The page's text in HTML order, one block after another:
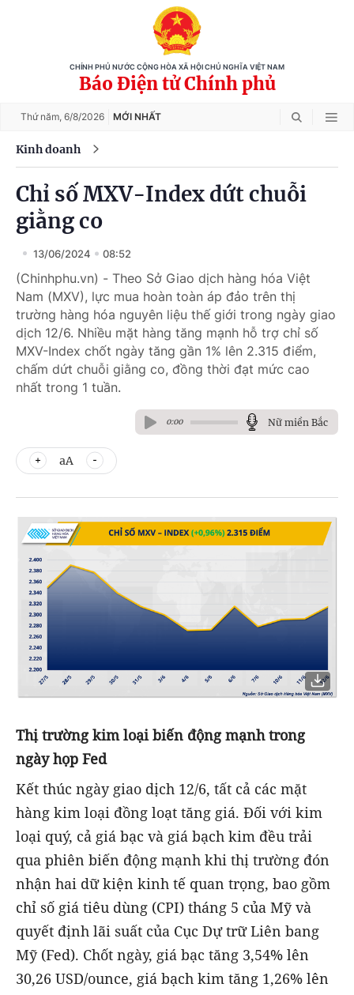
CHÍNH PHỦ NƯỚC CỘNG HÒA XÃ HỘI CHỦ NGHĨA VIỆT NAM
Báo Điện tử Chính phủ
Thứ năm, 6/8/2026 MỚI NHẤT
Kinh doanh
Chỉ số MXV-Index dứt chuỗi
giằng co
13/06/2024 08:52
(Chinhphu.vn) - Theo Sở Giao dịch hàng hóa Việt
Nam (MXV), lực mua hoàn toàn áp đảo trên thị
trường hàng hóa nguyên liệu thế giới trong ngày giao
dịch 12/6. Nhiều mặt hàng tăng mạnh hỗ trợ chỉ số
MXV-Index chốt ngày tăng gần 1% lên 2.315 điểm,
chấm dứt chuỗi giằng co, đồng thời đạt mức cao
nhất trong 1 tuần.
0:00 Nữ miền Bắc
aA
Thị trường kim loại biến động mạnh trong
ngày họp Fed
Kết thúc ngày giao dịch 12/6, tất cả các mặt
hàng kim loại đồng loạt tăng giá. Đối với kim
loại quý, cả giá bạc và giá bạch kim đều trải
qua phiên biến động mạnh khi thị trường đón
nhận hai dữ kiện kinh tế quan trọng, bao gồm
chỉ số giá tiêu dùng (CPI) tháng 5 của Mỹ và
quyết định lãi suất của Cục Dự trữ Liên bang
Mỹ (Fed). Chốt ngày, giá bạc tăng 3,54% lên
30,26 USD/ounce, giá bạch kim tăng 1,26% lên